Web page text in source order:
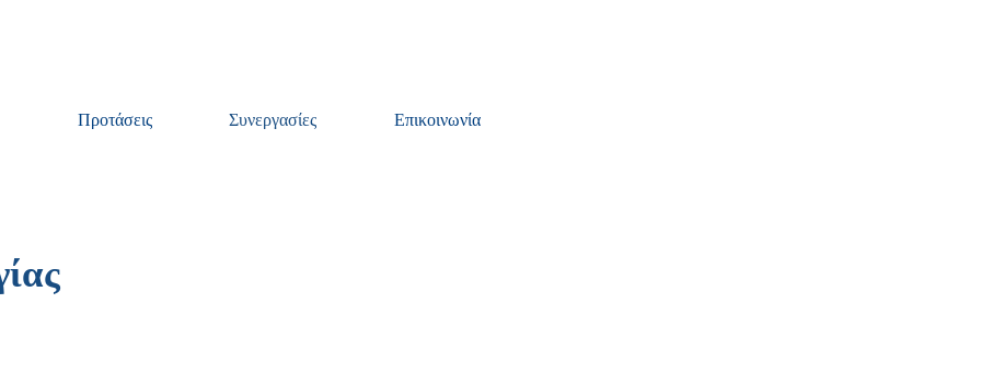
▼
Προτάσεις ▼
Συνεργασίες ▼
Επικοινωνία